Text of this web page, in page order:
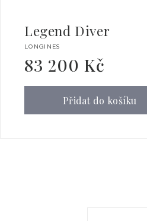
Legend Diver
Dodavatel:
LONGINES
Běžná
cena
83 200 Kč
Přidat do košíku